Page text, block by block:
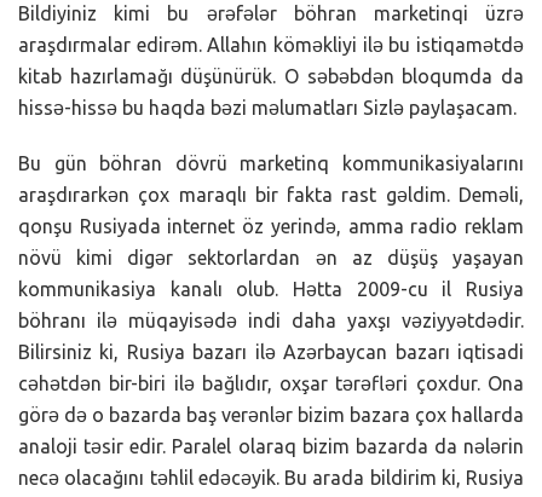
Bildiyiniz kimi bu ərəfələr böhran marketinqi üzrə
araşdırmalar edirəm. Allahın köməkliyi ilə bu istiqamətdə
kitab hazırlamağı düşünürük. O səbəbdən bloqumda da
hissə-hissə bu haqda bəzi məlumatları Sizlə paylaşacam.
Bu gün böhran dövrü marketinq kommunikasiyalarını
araşdırarkən çox maraqlı bir fakta rast gəldim. Deməli,
qonşu Rusiyada internet öz yerində, amma radio reklam
növü kimi digər sektorlardan ən az düşüş yaşayan
kommunikasiya kanalı olub. Hətta 2009-cu il Rusiya
böhranı ilə müqayisədə indi daha yaxşı vəziyyətdədir.
Bilirsiniz ki, Rusiya bazarı ilə Azərbaycan bazarı iqtisadi
cəhətdən bir-biri ilə bağlıdır, oxşar tərəfləri çoxdur. Ona
görə də o bazarda baş verənlər bizim bazara çox hallarda
analoji təsir edir. Paralel olaraq bizim bazarda da nələrin
necə olacağını təhlil edəcəyik. Bu arada bildirim ki, Rusiya